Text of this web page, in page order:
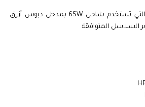
متوافق مع أجهزة HP التي تستخدم شاحن 65W بمدخل دبوس أزرق